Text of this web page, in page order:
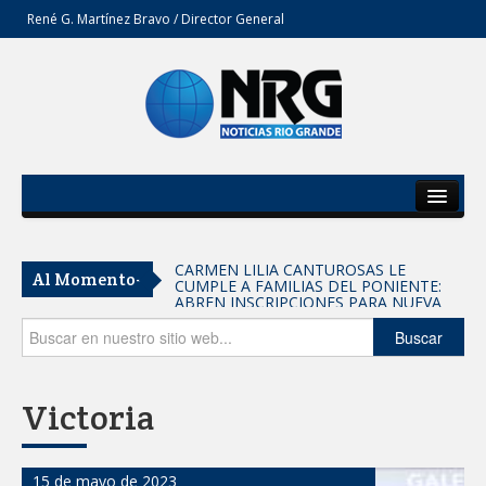
René G. Martínez Bravo / Director General
Del Estado
Secciones
Opinión
Al Momento- Entrega SEBIEN paquetes alimentarios
en Tampico
FORTALECE IMJUVE SALUD MENTAL DE
JÓVENES CON TERAPIAS PSICOLÓGICAS
Coordinan la SST y SET acciones para
fortalecer la formación médica y la
Buscar
Victoria
15 de mayo de 2023